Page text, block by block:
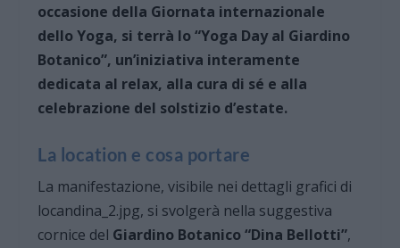
occasione della Giornata internazionale
dello Yoga, si terrà lo “Yoga Day al Giardino
Botanico”, un’iniziativa interamente
dedicata al relax, alla cura di sé e alla
celebrazione del solstizio d’estate.
La location e cosa portare
La manifestazione, visibile nei dettagli grafici di
locandina_2.jpg, si svolgerà nella suggestiva
cornice del Giardino Botanico “Dina Bellotti”,